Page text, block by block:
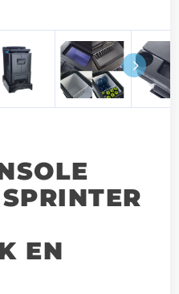
Next
EN